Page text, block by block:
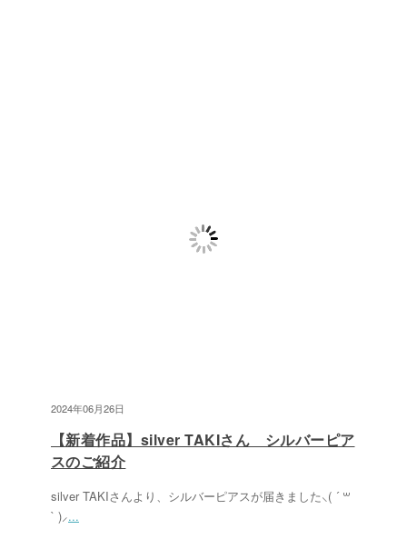
2024年06月26日
【新着作品】silver TAKIさん シルバーピア
スのご紹介
silver TAKIさんより、シルバーピアスが届きました⸜( ´ ꒳
` )⸝...